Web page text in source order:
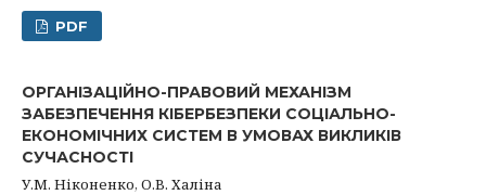
PDF
ОРГАНІЗАЦІЙНО-ПРАВОВИЙ МЕХАНІЗМ
ЗАБЕЗПЕЧЕННЯ КІБЕРБЕЗПЕКИ СОЦІАЛЬНО-
ЕКОНОМІЧНИХ СИСТЕМ В УМОВАХ ВИКЛИКІВ
СУЧАСНОСТІ
У.М. Ніконенко, О.В. Халіна